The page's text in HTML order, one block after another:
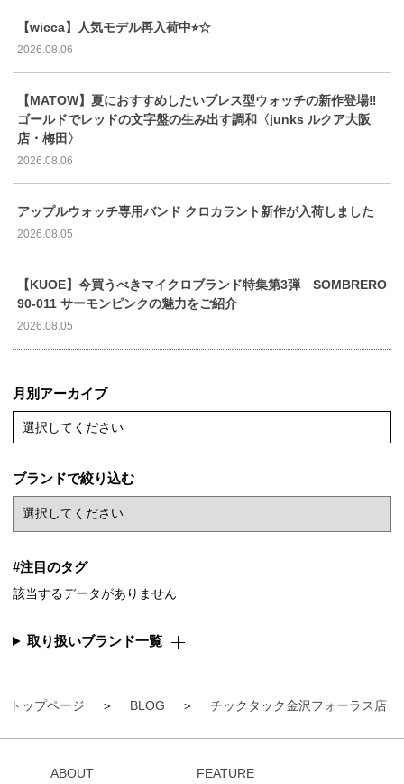
トップページ BLOG チックタック金沢フォーラス店
【wicca】人気モデル再入荷中⭐︎☆
2026.08.06
【MATOW】夏におすすめしたいブレス型ウォッチの新作登場‼️
ゴールドでレッドの文字盤の生み出す調和〈junks ルクア大阪
店・梅田〉
2026.08.06
アップルウォッチ専用バンド クロカラント新作が入荷しました
2026.08.05
【KUOE】今買うべきマイクロブランド特集第3弾 SOMBRERO
90-011 サーモンピンクの魅力をご紹介
2026.08.05
月別アーカイブ
選択してください
ブランドで絞り込む
#注目のタグ
該当するデータがありません
取り扱いブランド一覧
ABOUT FEATURE